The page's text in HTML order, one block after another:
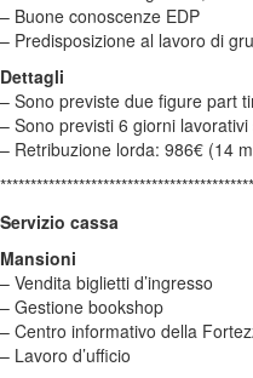
– Buone conoscenze EDP
– Predisposizione al lavoro di
Dettagli
– Sono previste due figure part
– Sono previsti 6 giorni
– Retribuzione lorda: 986€ (14
Servizio cassa
Mansioni
– Vendita biglietti d’ingresso
– Gestione bookshop
– Centro informativo della
– Lavoro d’ufficio